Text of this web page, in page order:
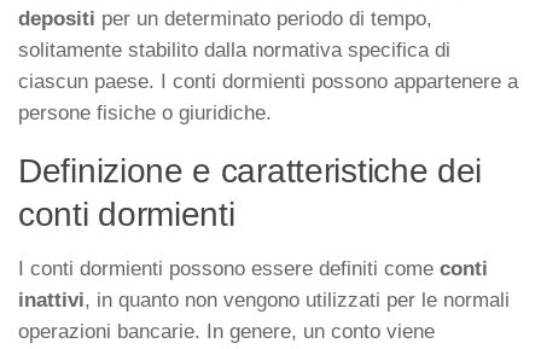
depositi per un determinato periodo di tempo,
solitamente stabilito dalla normativa specifica di
ciascun paese. I conti dormienti possono appartenere a
persone fisiche o giuridiche.
Definizione e caratteristiche dei
conti dormienti
I conti dormienti possono essere definiti come conti
inattivi, in quanto non vengono utilizzati per le normali
operazioni bancarie. In genere, un conto viene